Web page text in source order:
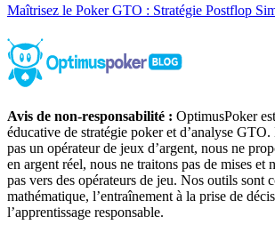
Maîtrisez le Poker GTO : Stratégie Postflop
Avis de non-responsabilité : OptimusPoker
éducative de stratégie poker et d’analyse GTO.
pas un opérateur de jeux d’argent, nous ne
en argent réel, nous ne traitons pas de mises et
pas vers des opérateurs de jeu. Nos outils sont
mathématique, l’entraînement à la prise de
l’apprentissage responsable.